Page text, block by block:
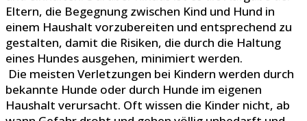
Eltern, die Begegnung zwischen Kind und Hund in
einem Haushalt vorzubereiten und entsprechend zu
gestalten, damit die Risiken, die durch die Haltung
eines Hundes ausgehen, minimiert werden.
Die meisten Verletzungen bei Kindern werden durch
bekannte Hunde oder durch Hunde im eigenen
Haushalt verursacht. Oft wissen die Kinder nicht, ab